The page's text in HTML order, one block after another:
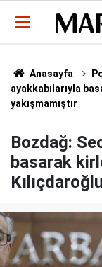
Anasayfa
ayakkabılarıyla
yakışmamıştır
Bozdağ:
basarak